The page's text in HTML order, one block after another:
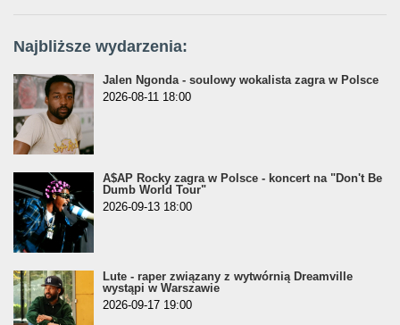
Najbliższe wydarzenia:
Jalen Ngonda - soulowy wokalista zagra w Polsce
2026-08-11 18:00
A$AP Rocky zagra w Polsce - koncert na "Don't Be
Dumb World Tour"
2026-09-13 18:00
Lute - raper związany z wytwórnią Dreamville
wystąpi w Warszawie
2026-09-17 19:00